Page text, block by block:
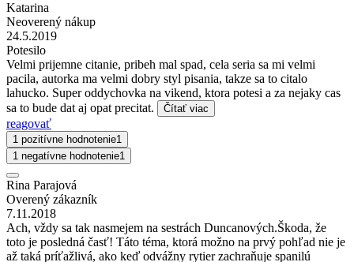
Katarina
Neoverený nákup
24.5.2019
Potesilo
Velmi prijemne citanie, pribeh mal spad, cela seria sa mi velmi
pacila, autorka ma velmi dobry styl pisania, takze sa to citalo
lahucko. Super oddychovka na vikend, ktora potesi a za nejaky cas
sa to bude dat aj opat precitat.
Čítať viac
reagovať
1 pozitívne hodnotenie1
1 negatívne hodnotenie1
Rina Parajová
Overený zákazník
7.11.2018
Ach, vždy sa tak nasmejem na sestrách Duncanových.Škoda, že
toto je posledná časť! Táto téma, ktorá možno na prvý pohľad nie je
až taká príťažlivá, ako keď odvážny rytier zachraňuje spanilú